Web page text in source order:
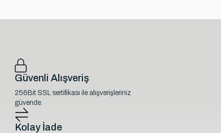
Güvenli Alışveriş
256Bit SSL sertifikası ile alışverişleriniz
güvende.
Kolay İade